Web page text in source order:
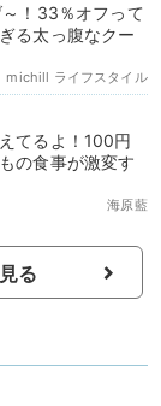
～！33％オフって
る太っ腹なクー
michill ライフスタイル
てるよ！100円
の食事が激変す
海原藍
る